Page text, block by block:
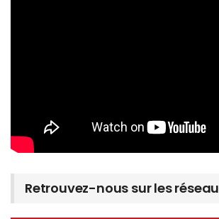
Retrouvez-nous sur les